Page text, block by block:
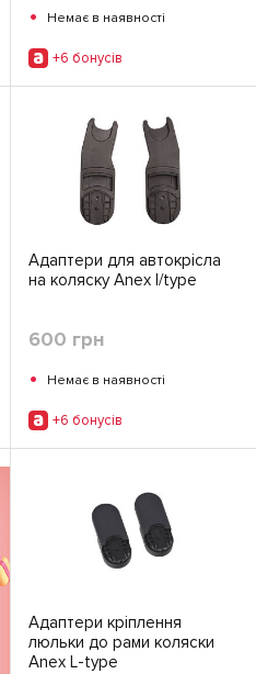
• Немає в наявності
+6 бонусiв
Адаптери для автокрісла
на коляску Anex l/type
600 грн
• Немає в наявності
+6 бонусiв
Адаптери кріплення
люльки до рами коляски
Anex L-type